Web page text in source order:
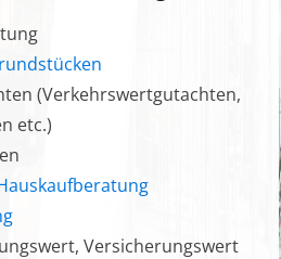
(Verkehrswertgutachten,
etc.)
Versicherungswert